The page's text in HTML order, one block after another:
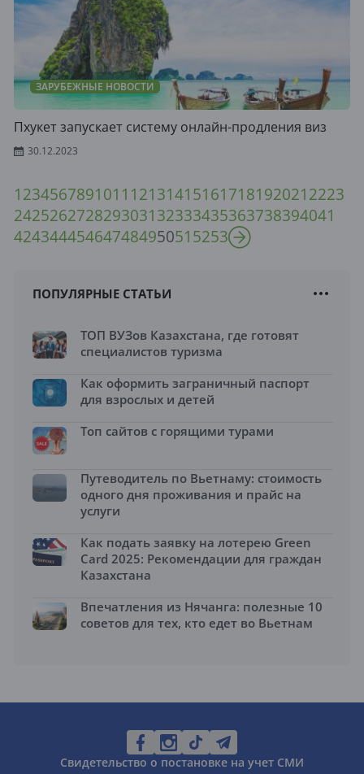
ЗАРУБЕЖНЫЕ НОВОСТИ
Пхукет запускает систему онлайн-продления виз
30.12.2023
1234567891011 121314151617181920212223
242526272829303132333435363738394041
424344454647484950515253
ПОПУЛЯРНЫЕ СТАТЬИ
ТОП ВУЗов Казахстана, где готовят
специалистов туризма
Как оформить заграничный паспорт
для взрослых и детей
Топ сайтов с горящими турами
Путеводитель по Вьетнаму: стоимость
одного дня проживания и прайс на
услуги
Как подать заявку на лотерею Green
Card 2025: Рекомендации для граждан
Казахстана
Впечатления из Нячанга: полезные 10
советов для тех, кто едет во Вьетнам
Свидетельство о постановке на учет СМИ